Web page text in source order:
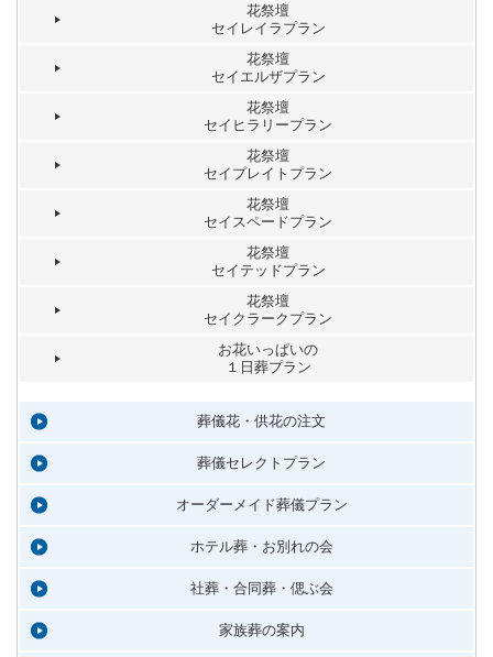
花祭壇
セイレイラプラン
花祭壇
セイエルザプラン
花祭壇
セイヒラリープラン
花祭壇
セイプレイトプラン
花祭壇
セイスペードプラン
花祭壇
セイテッドプラン
花祭壇
セイクラークプラン
お花いっぱいの
１日葬プラン
葬儀花・供花の注文
葬儀セレクトプラン
オーダーメイド葬儀プラン
ホテル葬・お別れの会
社葬・合同葬・偲ぶ会
家族葬の案内